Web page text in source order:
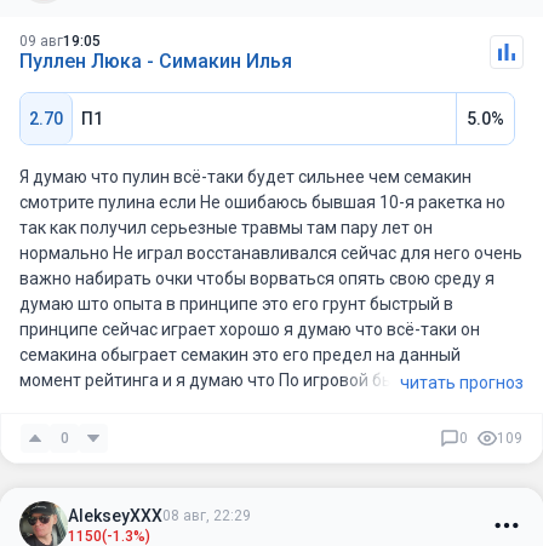
7:6, 6:4. Я бы оценил проход примерно в 56–58%: ставка
выглядит логичной, но не без риска.
09 авг19:05
Пуллен Люка - Симакин Илья
2.70 П1 5.0%
Я думаю что пулин всё-таки будет сильнее чем семакин
смотрите пулина если Не ошибаюсь бывшая 10-я ракетка но
так как получил серьезные травмы там пару лет он
нормально Не играл восстанавливался сейчас для него очень
важно набирать очки чтобы ворваться опять свою среду я
думаю што опыта в принципе это его грунт быстрый в
принципе сейчас играет хорошо я думаю что всё-таки он
семакина обыграет семакин это его предел на данный
момент рейтинга и я думаю что По игровой бывшей практике
размотать семакина.
читать прогноз
0 0 109
AlekseyXXX08 авг, 22:29
1150(-1.3%)